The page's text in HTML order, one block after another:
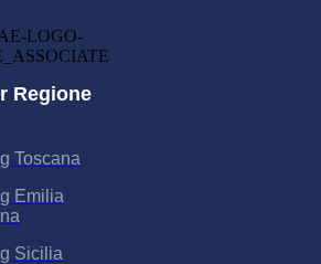
Regione
Toscana
Emilia
Sicilia